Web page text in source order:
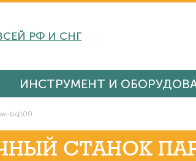
РФ И СНГ
ИНСТРУМЕНТ И
bq100
СТАНОК